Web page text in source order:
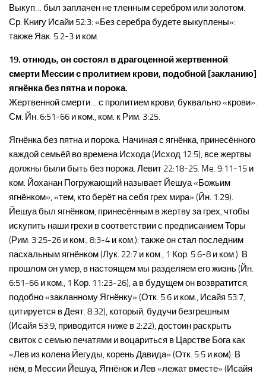
Выкуп… был заплачен не тленным серебром или золотом.
Ср. Книгу Исайи 52:3: «Без серебра будете выкуплены»:
также Яак. 5:2-3 и ком.
19. отнюдь, он состоял в драгоценной жертвенной
смерти Мессии с пролитием крови, подобной [закланию]
ягнёнка без пятна и порока.
Жертвенной смерти… с пролитием крови, буквально «крови».
См. Йн. 6:51-66 и ком., ком. к Рим. 3:25.
Ягнёнка без пятна и порока. Начиная с ягнёнка, принесённого
каждой семьёй во времена Исхода (Исход 12:5), все жертвы
должны были быть без порока. Левит 22:18-25. Me. 9:11-15 и
ком. Йоханан Погружающий называет Йешуа «Божьим
ягнёнком», «тем, кто берёт на себя грех мира» (Йн. 1:29).
Йешуа был ягнёнком, принесённым в жертву за грех, чтобы
искупить наши грехи в соответствии с предписанием Торы
(Рим. 3:25-26 и ком., 8:3-4 и ком.): также он стал последним
пасхальным ягнёнком (Лук. 22:7 и ком., 1 Кор. 5:6-8 и ком.). В
прошлом он умер, в настоящем мы разделяем его жизнь (Йн.
6:51-66 и ком., 1 Кор. 11:23-26), а в будущем он возвратится,
подобно «закланному Ягнёнку» (Отк. 5:6 и ком., Исайя 53:7,
цитируется в Деят. 8:32), который, будучи безгрешным
(Исайя 53:9, приводится ниже в 2:22), достоин раскрыть
свиток с семью печатями и воцариться в Царстве Бога как
«Лев из колена Йегуды, корень Давида» (Отк. 5:5 и ком). В
нём, в Мессии Йешуа, Ягнёнок и Лев «лежат вместе» (Исайя